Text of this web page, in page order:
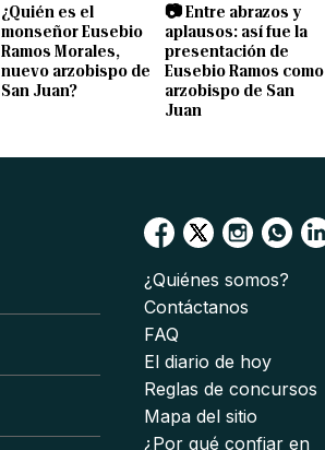
¿Quién es el
monseñor Eusebio
Ramos Morales,
nuevo arzobispo de
San Juan?
📷 Entre abrazos y
aplausos: así fue la
presentación de
Eusebio Ramos como
arzobispo de San
Juan
¿Quiénes somos?
Contáctanos
FAQ
El diario de hoy
Reglas de concursos
Mapa del sitio
¿Por qué confiar en